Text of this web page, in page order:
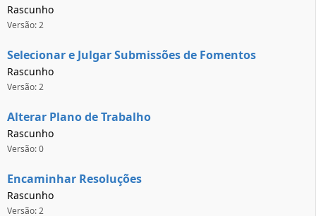
Rascunho
Versão: 2
Selecionar e Julgar Submissões de Fomentos
Rascunho
Versão: 2
Alterar Plano de Trabalho
Rascunho
Versão: 0
Encaminhar Resoluções
Rascunho
Versão: 2